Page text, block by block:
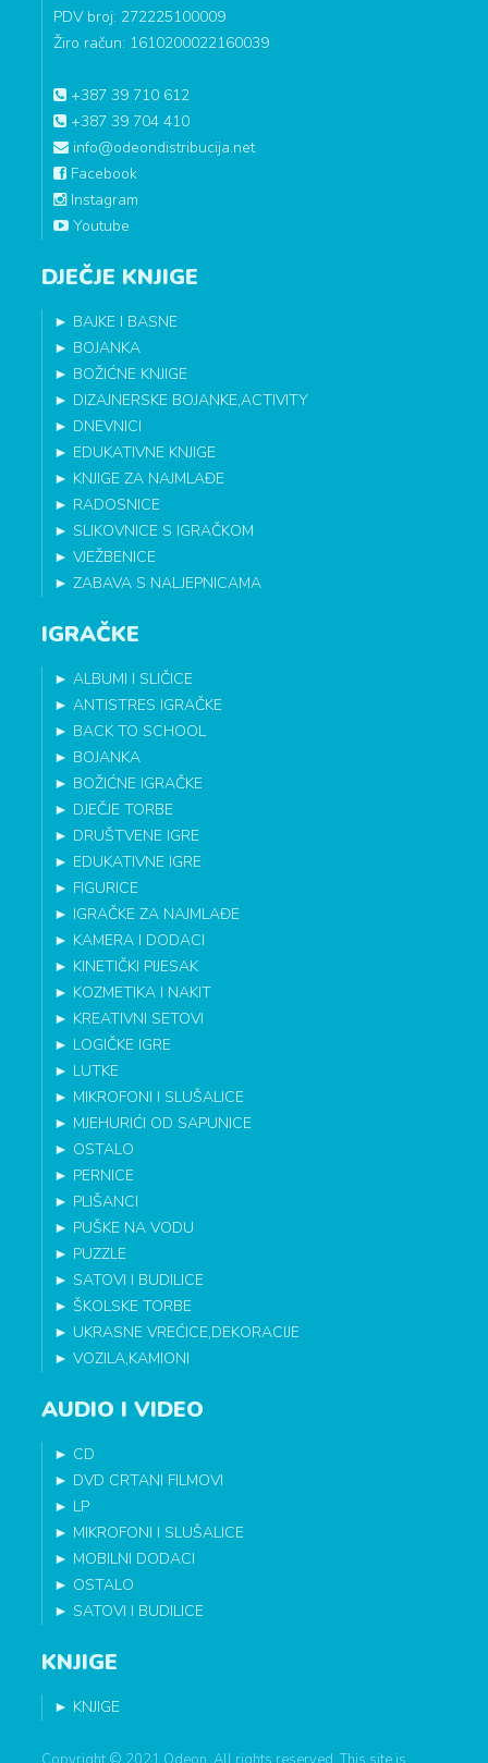
PDV broj: 272225100009
Žiro račun: 1610200022160039
+387 39 710 612
+387 39 704 410
info@odeondistribucija.net
Facebook
Instagram
Youtube
DJEČJE KNJIGE
► BAJKE I BASNE
► BOJANKA
► BOŽIĆNE KNJIGE
► DIZAJNERSKE BOJANKE,ACTIVITY
► DNEVNICI
► EDUKATIVNE KNJIGE
► KNJIGE ZA NAJMLAĐE
► RADOSNICE
►SLIKOVNICE S IGRAČKOM
►VJEŽBENICE
►ZABAVA S NALJEPNICAMA
IGRAČKE
►ALBUMI I SLIČICE
►ANTISTRES IGRAČKE
► BACK TO SCHOOL
► BOJANKA
► BOŽIĆNE IGRAČKE
► DJEČJE TORBE
► DRUŠTVENE IGRE
► EDUKATIVNE IGRE
► FIGURICE
► IGRAČKE ZA NAJMLAĐE
► KAMERA I DODACI
► KINETIČKI PIJESAK
► KOZMETIKA I NAKIT
► KREATIVNI SETOVI
► LOGIČKE IGRE
► LUTKE
► MIKROFONI I SLUŠALICE
► MJEHURIĆI OD SAPUNICE
► OSTALO
► PERNICE
► PLIŠANCI
► PUŠKE NA VODU
► PUZZLE
►SATOVI I BUDILICE
►ŠKOLSKE TORBE
► UKRASNE VREĆICE,DEKORACIJE
►VOZILA,KAMIONI
AUDIO I VIDEO
► CD
► DVD CRTANI FILMOVI
► LP
► MIKROFONI I SLUŠALICE
► MOBILNI DODACI
► OSTALO
►SATOVI I BUDILICE
KNJIGE
► KNJIGE